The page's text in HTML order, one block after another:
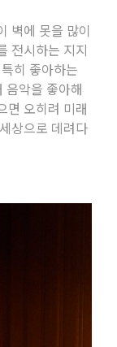
벽에 못을 많이
전시하는 지지
특히 좋아하는
음악을 좋아해
면 오히려 미래
상으로 데려다